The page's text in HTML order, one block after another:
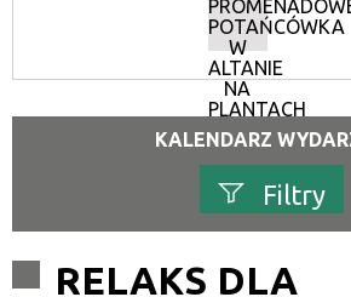
POTAŃCÓWKA
W
ALTANIE
NA
PLANTACH
KALENDARZ
Filtry
RELAKS DLA